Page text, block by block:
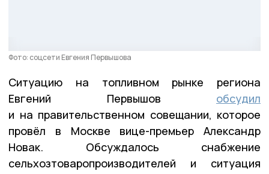
Фото: соцсети Евгения Первышова
Ситуацию на топливном рынке региона
Евгений Первышов обсудил
и на правительственном совещании, которое
провёл в Москве вице-премьер Александр
Новак. Обсуждалось снабжение
сельхозтоваропроизводителей и ситуация